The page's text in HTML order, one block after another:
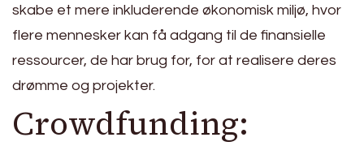
skabe et mere inkluderende økonomisk miljø, hvor
flere mennesker kan få adgang til de finansielle
ressourcer, de har brug for, for at realisere deres
drømme og projekter.
Crowdfunding: